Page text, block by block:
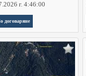
г. 4:46:00
договаряне